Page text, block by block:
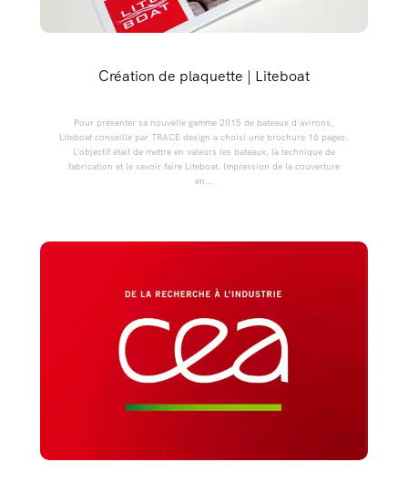
Création de plaquette | Liteboat
Pour présenter sa nouvelle gamme 2015 de bateaux d'avirons,
Liteboat conseillé par TRACE design a choisi une brochure 16 pages.
L'objectif était de mettre en valeurs les bateaux, la technique de
fabrication et le savoir faire Liteboat. Impression de la couverture
en...